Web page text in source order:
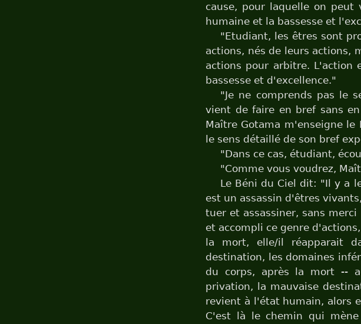
cause, pour laquelle on
humaine et la bassesse et
"Etudiant, les êtres sont
actions, nés de leurs actions,
actions pour arbitre. L'action
bassesse et d'excellence."
"Je ne comprends pas le
vient de faire en bref sans
Maître Gotama m'enseigne
le sens détaillé de son bref
"Dans ce cas, étudiant,
"Comme vous voudrez,
Le Béni du Ciel dit: "Il y a
est un assassin d'êtres
tuer et assassiner, sans
et accompli ce genre
la mort, elle/il réapparait
destination, les domaines
du corps, après la mort --
privation, la mauvaise
revient à l'état humain, alors
C'est là le chemin qui